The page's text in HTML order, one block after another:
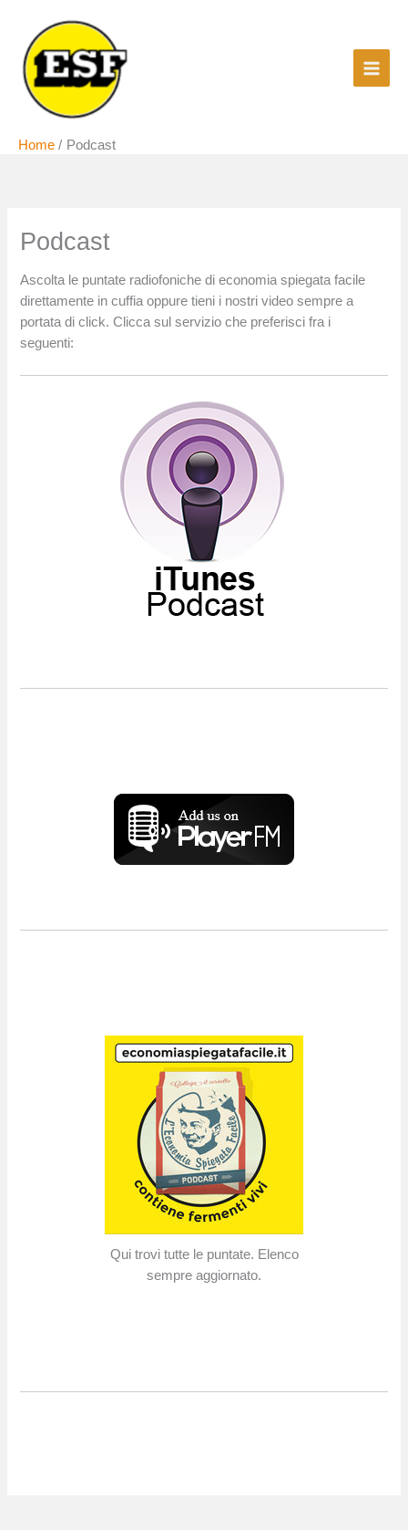
contenuto
Home Podcast
Podcast
Ascolta le puntate radiofoniche di economia spiegata facile
direttamente in cuffia oppure tieni i nostri video sempre a
portata di click. Clicca sul servizio che preferisci fra i
seguenti:
Qui trovi tutte le puntate. Elenco
sempre aggiornato.